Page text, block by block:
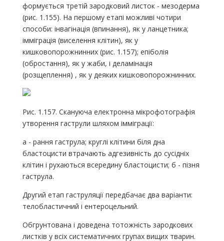
формується третій зародковий листок - мезодерма
(рис. 1.155). На першому етапі можливі чотири
способи: інвагінація (впинання), як у ланцетника;
імміграція (виселення клітин), як у
кишковопорожнинних (рис. 1.157); епіболія
(обростання), як у жаби, і деламінація
(розщеплення) , як у деяких кишковопорожнинних.
Рис. 1.157. Скануюча електронна мікрофотографія
утворення гаструли шляхом імміграції:
а - рання гаструла; круглі клітини біля дна
бластоцисти втрачають адгезивність до сусідніх
клітин і рухаються всередину бластоцисти; б - пізня
гаструла.
Другий етап гаструляції передбачає два варіанти:
телобластичний і ентероцельний.
Обгрунтована і доведена тотожність зародкових
листків у всіх систематичних групах вищих тварин.